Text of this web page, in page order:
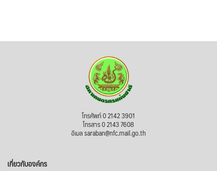
โทรศัพท์ 0 2142 3901
โทรสาร 0 2143 7608
อีเมล saraban@nfc.mail.go.th
เกี่ยวกับองค์กร